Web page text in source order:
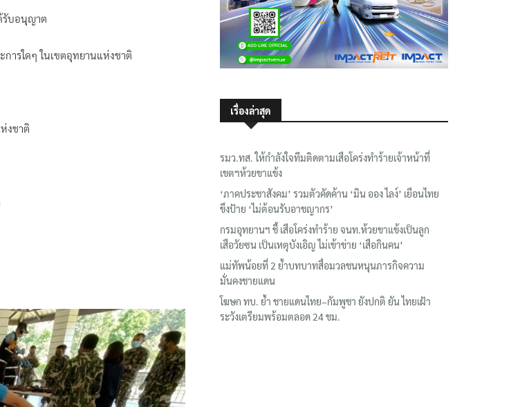
รับอนุญาต
ารใดๆ ในเขตอุทยานแห่งชาติ
งชาติ
เรื่องล่าสุด
รมว.ทส. ให้กำลังใจทีมติดตามเสือโคร่งทำร้ายเจ้าหน้าที่
เขตฯห้วยขาแข้ง
‘ภาคประชาสังคม’ รวมตัวคัดค้าน ‘มิน ออง ไลง์’ เยือนไทย
ขึงป้าย ‘ไม่ต้อนรับอาชญากร’
กรมอุทยานฯ ชี้ เสือโคร่งทำร้าย จนท.ห้วยขาแข้งเป็นลูก
เสือวัยซน เป็นเหตุบังเอิญ ไม่เข้าข่าย ‘เสือกินคน’
แม่ทัพน้อยที่ 2 ย้ำบทบาทสื่อมวลชนหนุนภารกิจความ
มั่นคงชายแดน
โฆษก ทบ. ย้ำ ชายแดนไทย–กัมพูชา ยังปกติ ยัน ไทยเฝ้า
ระวังเตรียมพร้อมตลอด 24 ชม.